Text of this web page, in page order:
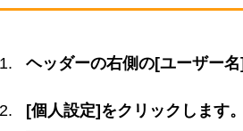
ヘッダーの右側の[ユーザー名
[個人設定]をクリックします。